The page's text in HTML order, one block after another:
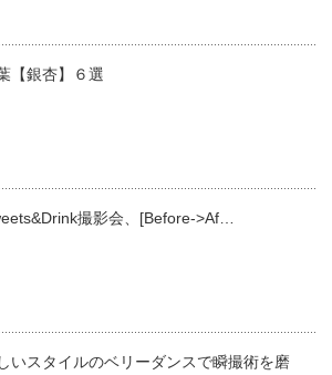
【銀杏】６選
撮影会、[Before->Af…
いスタイルのベリーダンスで瞬撮術を磨